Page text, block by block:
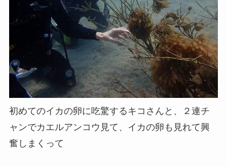
初めてのイカの卵に吃驚するキコさんと、２連チ
ャンでカエルアンコウ見て、イカの卵も見れて興
奮しまくって